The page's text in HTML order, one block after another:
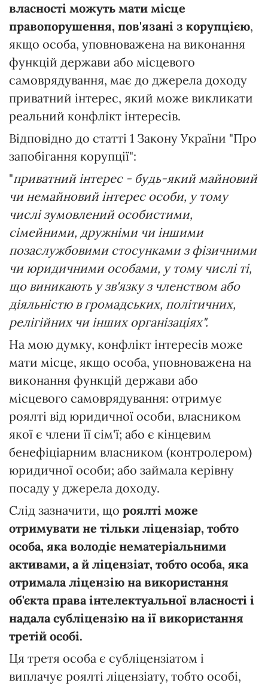
власності можуть мати місце
правопорушення, пов'язані з корупцією,
якщо особа, уповноважена на виконання
функцій держави або місцевого
самоврядування, має до джерела доходу
приватний інтерес, який може викликати
реальний конфлікт інтересів.
Відповідно до статті 1 Закону України "Про
запобігання корупції":
"приватний інтерес - будь-який майновий
чи немайновий інтерес особи, у тому
числі зумовлений особистими,
сімейними, дружніми чи іншими
позаслужбовими стосунками з фізичними
чи юридичними особами, у тому числі ті,
що виникають у зв'язку з членством або
діяльністю в громадських, політичних,
релігійних чи інших організаціях".
На мою думку, конфлікт інтересів може
мати місце, якщо особа, уповноважена на
виконання функцій держави або
місцевого самоврядування: отримує
роялті від юридичної особи, власником
якої є члени її сім'ї; або є кінцевим
бенефіціарним власником (контролером)
юридичної особи; або займала керівну
посаду у джерела доходу.
Слід зазначити, що роялті може
отримувати не тільки ліцензіар, тобто
особа, яка володіє нематеріальними
активами, а й ліцензіат, тобто особа, яка
отримала ліцензію на використання
об'єкта права інтелектуальної власності і
надала субліцензію на ії використання
третій особі.
Ця третя особа є субліцензіатом і
виплачує роялті ліцензіату, тобто особі,